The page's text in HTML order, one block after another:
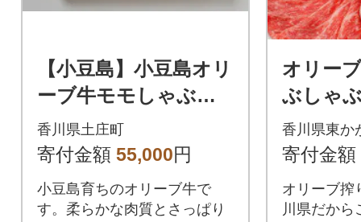
【小豆島】小豆島オリ
ーブ牛モモしゃぶし
ゃぶ&ステーキセット
香川県土庄町
寄付金額 55,000円
小豆島育ちのオリーブ牛で
す。柔らかな肉質とさっぱり
オリー
ぶしゃ
香川県東か
寄付金額
オリーブ搾
川県だから